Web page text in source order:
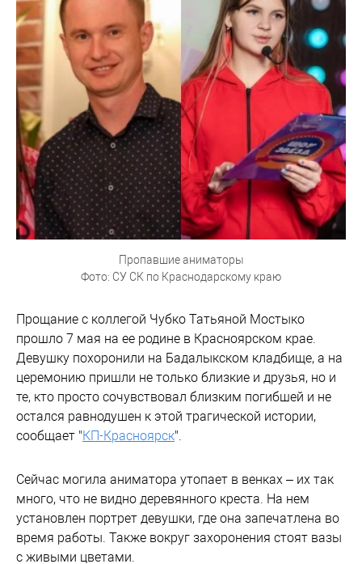
Пропавшие аниматоры
Фото: СУ СК по Краснодарскому краю
Прощание с коллегой Чубко Татьяной Мостыко
прошло 7 мая на ее родине в Красноярском крае.
Девушку похоронили на Бадалыкском кладбище, а на
церемонию пришли не только близкие и друзья, но и
те, кто просто сочувствовал близким погибшей и не
остался равнодушен к этой трагической истории,
сообщает "КП-Красноярск".
Сейчас могила аниматора утопает в венках – их так
много, что не видно деревянного креста. На нем
установлен портрет девушки, где она запечатлена во
время работы. Также вокруг захоронения стоят вазы
с живыми цветами.